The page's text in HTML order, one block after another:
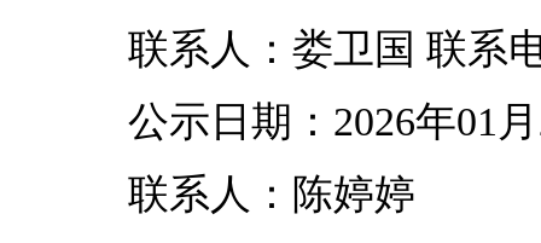
联系人：娄卫国 联系
公示日期：2026年01
联系人：陈婷婷